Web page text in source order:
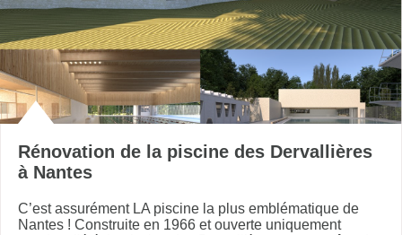
Rénovation de la piscine des Dervallières
à Nantes
C’est assurément LA piscine la plus emblématique de
Nantes ! Construite en 1966 et ouverte uniquement